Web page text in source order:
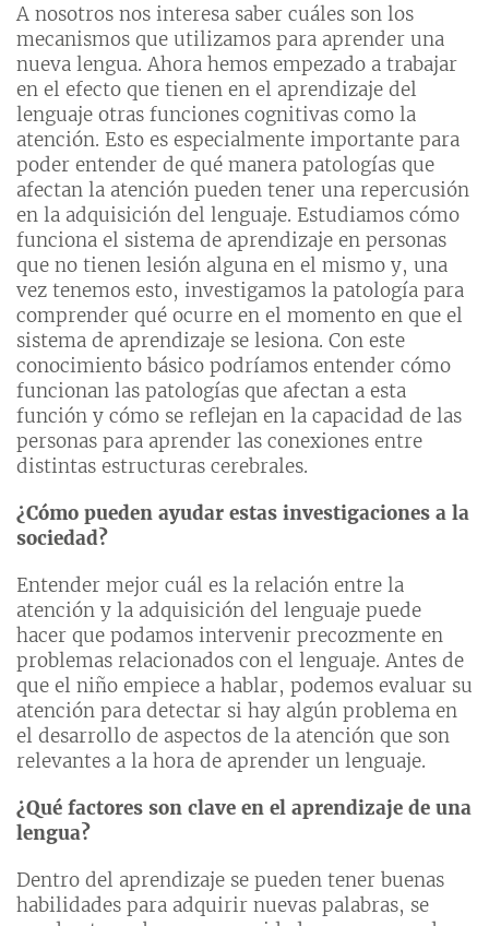
A nosotros nos interesa saber cuáles son los
mecanismos que utilizamos para aprender una
nueva lengua. Ahora hemos empezado a trabajar
en el efecto que tienen en el aprendizaje del
lenguaje otras funciones cognitivas como la
atención. Esto es especialmente importante para
poder entender de qué manera patologías que
afectan la atención pueden tener una repercusión
en la adquisición del lenguaje. Estudiamos cómo
funciona el sistema de aprendizaje en personas
que no tienen lesión alguna en el mismo y, una
vez tenemos esto, investigamos la patología para
comprender qué ocurre en el momento en que el
sistema de aprendizaje se lesiona. Con este
conocimiento básico podríamos entender cómo
funcionan las patologías que afectan a esta
función y cómo se reflejan en la capacidad de las
personas para aprender las conexiones entre
distintas estructuras cerebrales.
¿Cómo pueden ayudar estas investigaciones a la
sociedad?
Entender mejor cuál es la relación entre la
atención y la adquisición del lenguaje puede
hacer que podamos intervenir precozmente en
problemas relacionados con el lenguaje. Antes de
que el niño empiece a hablar, podemos evaluar su
atención para detectar si hay algún problema en
el desarrollo de aspectos de la atención que son
relevantes a la hora de aprender un lenguaje.
¿Qué factores son clave en el aprendizaje de una
lengua?
Dentro del aprendizaje se pueden tener buenas
habilidades para adquirir nuevas palabras, se